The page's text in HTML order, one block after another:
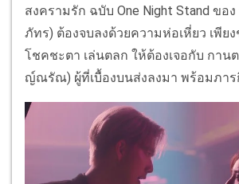
สงครามรัก ฉบับ One Night Stand ขอ
ภัทร) ต้องจบลงด้วยความห่อเหี่ยว เพีย
โชคชะตา เล่นตลก ให้ต้องเจอกับ กาน
ญ์ณรัณ) ผู้ที่เบื้องบนส่งลงมา พร้อมภา